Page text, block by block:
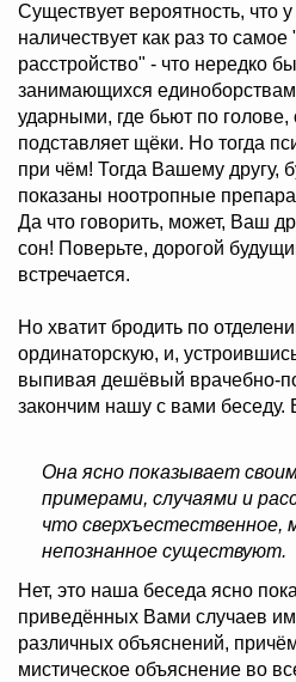
Существует вероятность, что
наличествует как раз то самое
расстройство" - что нередко
занимающихся
ударными, где бьют по голове,
подставляет щёки. Но тогда
при чём! Тогда Вашему другу,
показаны ноотропные
Да что говорить, может, Ваш
сон! Поверьте, дорогой
встречается.
Но хватит бродить по
ординаторскую, и,
выпивая дешёвый врачебно-
закончим нашу с вами беседу.
Она ясно показывает
примерами, случаями и
что сверхъестественное,
непознанное существуют.
Нет, это наша беседа ясно
приведённых Вами случаев
различных объяснений,
мистическое объяснение во